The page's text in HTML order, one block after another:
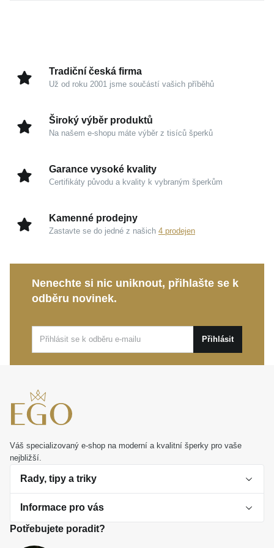
hodinky a stane se přirozenou součástí vašeho
každodenního příběhu.
Detaily, které tvoří charakter
naprostou spolehlivost pro každodenní nošení.
Sebevědomá elegance:Čisté linie bez
Objevte šperk, který nestárne a nepodléhá pomíjivým
trendům. Tento řetízek je dlouhodobou investicí do
Tradiční česká firma
Už od roku 2001 jsme součástí vašich příběhů
Široký výběr produktů
Na našem e-shopu máte výběr z tisíců šperků
Garance vysoké kvality
Certifikáty původu a kvality k vybraným šperkům
Kamenné prodejny
Zastavte se do jedné z našich 4 prodejen
Nenechte si nic uniknout, přihlašte se k
odběru novinek.
Přihlásit
Váš specializovaný e-shop na moderní a kvalitní šperky pro vaše
nejbližší.
Rady, tipy a triky
O perlách
Jak vybrat perlový šperk
Informace pro vás
Potřebujete poradit?